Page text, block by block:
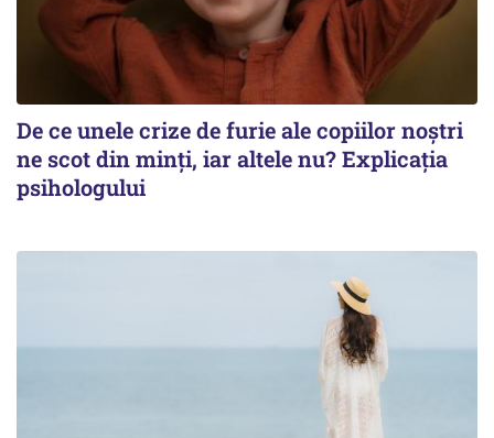
De ce unele crize de furie ale copiilor noștri
ne scot din minți, iar altele nu? Explicația
psihologului